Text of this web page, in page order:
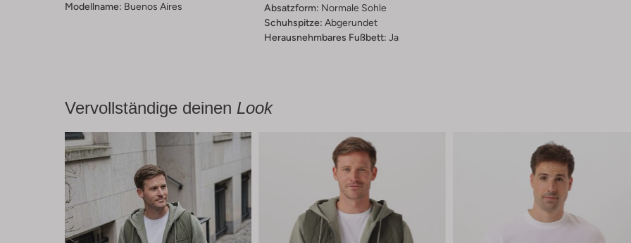
Modellname: Buenos Aires
Absatzform: Normale Sohle
Schuhspitze: Abgerundet
Herausnehmbares Fußbett: Ja
Vervollständige deinen Look